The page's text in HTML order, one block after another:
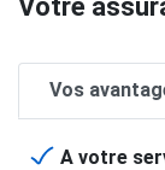
Votre
Vos
A votre